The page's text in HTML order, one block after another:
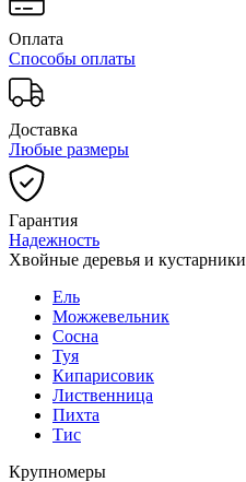
Оплата
Способы оплаты
Доставка
Любые размеры
Гарантия
Надежность
Хвойные деревья и кустарники
Ель
Можжевельник
Сосна
Туя
Кипарисовик
Лиственница
Пихта
Тис
Крупномеры